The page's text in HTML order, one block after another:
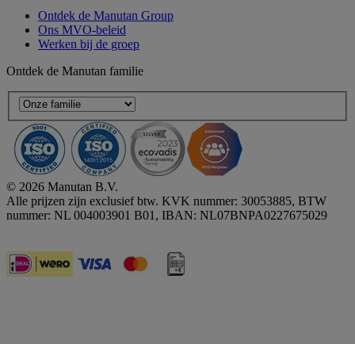
Ontdek de Manutan Group
Ons MVO-beleid
Werken bij de groep
Ontdek de Manutan familie
© 2026 Manutan B.V.
Alle prijzen zijn exclusief btw. KVK nummer: 30053885, BTW
nummer: NL 004003901 B01, IBAN: NL07BNPA0227675029